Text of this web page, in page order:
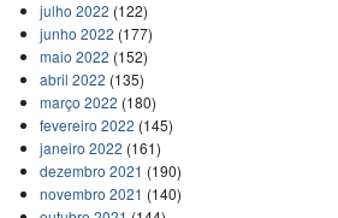
julho 2022 (122)
junho 2022 (177)
maio 2022 (152)
abril 2022 (135)
março 2022 (180)
fevereiro 2022 (145)
janeiro 2022 (161)
dezembro 2021 (190)
novembro 2021 (140)